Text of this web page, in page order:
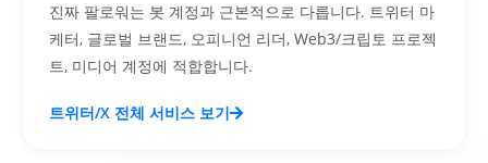
진짜 팔로워는 봇 계정과 근본적으로 다릅니다. 트위터 마
케터, 글로벌 브랜드, 오피니언 리더, Web3/크립토 프로젝
트, 미디어 계정에 적합합니다.
트위터/X 전체 서비스 보기